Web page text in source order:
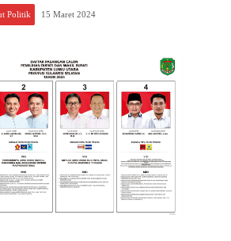
Politik 15 Maret 2024